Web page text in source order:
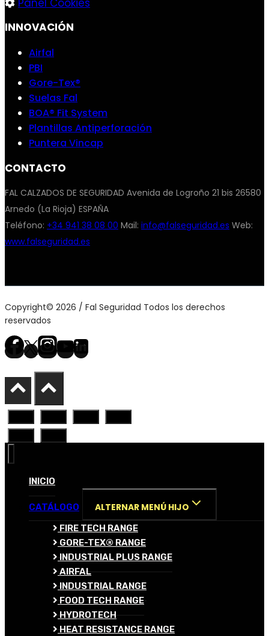
Panel Cookies
INNOVACIÓN
Airfal
PBI
Gore-Tex®
Suelas Fal
BOA® Fit System
Plantillas Antiperforación
Puntera Vincap
CONTACTO
FAL CALZADOS DE SEGURIDAD Avenida de Logroño 21 bis 26580
Arnedo (La Rioja) ESPAÑA
Teléfono: +34 941 38 08 00 Mail: info@falseguridad.es Web:
www.falseguridad.es
Copyright© 2026 / Fal Seguridad Todos los derechos
reservados
INICIO
CATÁLOGO ALTERNAR MENÚ HIJO
FIRE TECH RANGE
GORE-TEX® RANGE
INDUSTRIAL PLUS RANGE
AIRFAL
INDUSTRIAL RANGE
FOOD TECH RANGE
HYDROTECH
HEAT RESISTANCE RANGE